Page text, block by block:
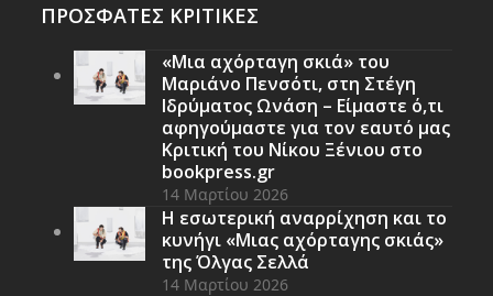
ΠΡΟΣΦΑΤΕΣ ΚΡΙΤΙΚΕΣ
«Μια αχόρταγη σκιά» του
Μαριάνο Πενσότι, στη Στέγη
Ιδρύματος Ωνάση – Είμαστε ό,τι
αφηγούμαστε για τον εαυτό μας
Κριτική του Νίκου Ξένιου στο
bookpress.gr
14 Μαρτίου 2026
Η εσωτερική αναρρίχηση και το
κυνήγι «Μιας αχόρταγης σκιάς»
της Όλγας Σελλά
14 Μαρτίου 2026